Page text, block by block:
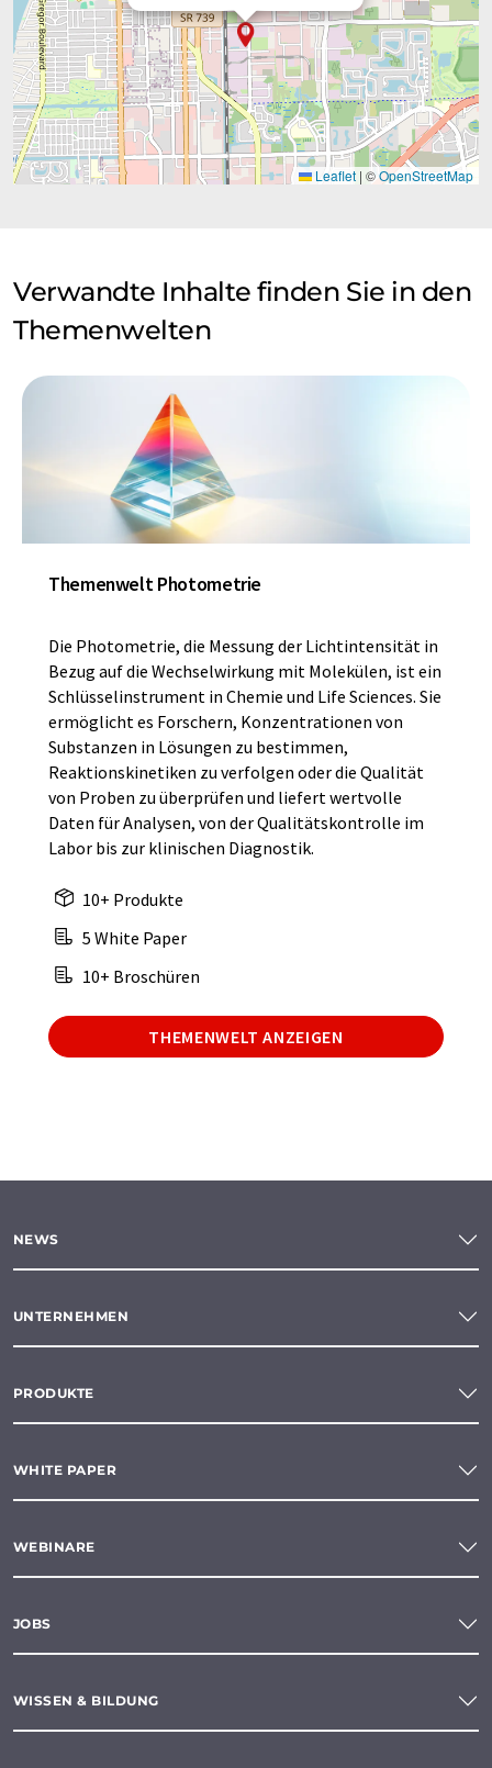
Leaflet | ©OpenStreetMap
Verwandte Inhalte finden Sie in den
Themenwelten
Themenwelt Photometrie
Die Photometrie, die Messung der Lichtintensität in
Bezug auf die Wechselwirkung mit Molekülen, ist ein
Schlüsselinstrument in Chemie und Life Sciences. Sie
ermöglicht es Forschern, Konzentrationen von
Substanzen in Lösungen zu bestimmen,
Reaktionskinetiken zu verfolgen oder die Qualität
von Proben zu überprüfen und liefert wertvolle
Daten für Analysen, von der Qualitätskontrolle im
Labor bis zur klinischen Diagnostik.
10+ Produkte
5 White Paper
10+ Broschüren
THEMENWELT ANZEIGEN
NEWS
UNTERNEHMEN
PRODUKTE
WHITE PAPER
WEBINARE
JOBS
WISSEN & BILDUNG